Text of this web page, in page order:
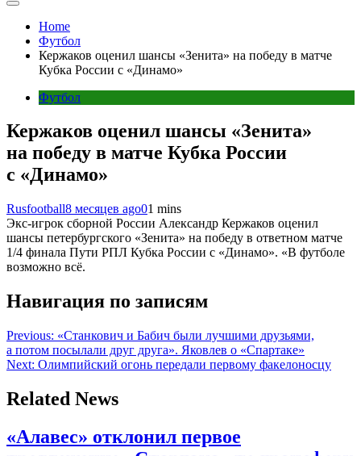
Home
Футбол
Кержаков оценил шансы «Зенита» на победу в матче
Кубка России с «Динамо»
Футбол
Кержаков оценил шансы «Зенита»
на победу в матче Кубка России
с «Динамо»
Rusfootball8 месяцев ago01 mins
Экс-игрок сборной России Александр Кержаков оценил
шансы петербургского «Зенита» на победу в ответном матче
1/4 финала Пути РПЛ Кубка России с «Динамо». «В футболе
возможно всё.
Навигация по записям
Previous: «Станкович и Бабич были лучшими друзьями,
а потом посылали друг друга». Яковлев о «Спартаке»
Next: Олимпийский огонь передали первому факелоносцу
Related News
«Алавес» отклонил первое